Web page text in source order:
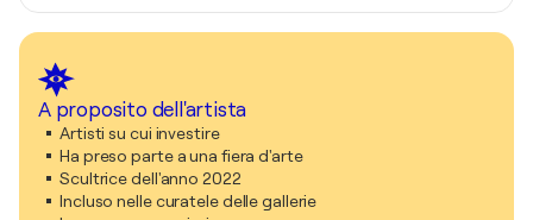
A proposito dell'artista
Artisti su cui investire
Ha preso parte a una fiera d'arte
Scultrice dell'anno 2022
Incluso nelle curatele delle gallerie